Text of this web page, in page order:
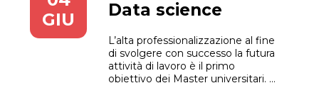
GIU
Data science
L’alta professionalizzazione al fine
di svolgere con successo la futura
attività di lavoro è il primo
obiettivo dei Master universitari. È